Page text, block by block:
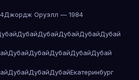
Джордж Оруэлл — 1984
ДубайДубайДубайДубайДубай
ДубайДубайДубайДубайДубай
ДубайДубайДубайЕкатеринбург